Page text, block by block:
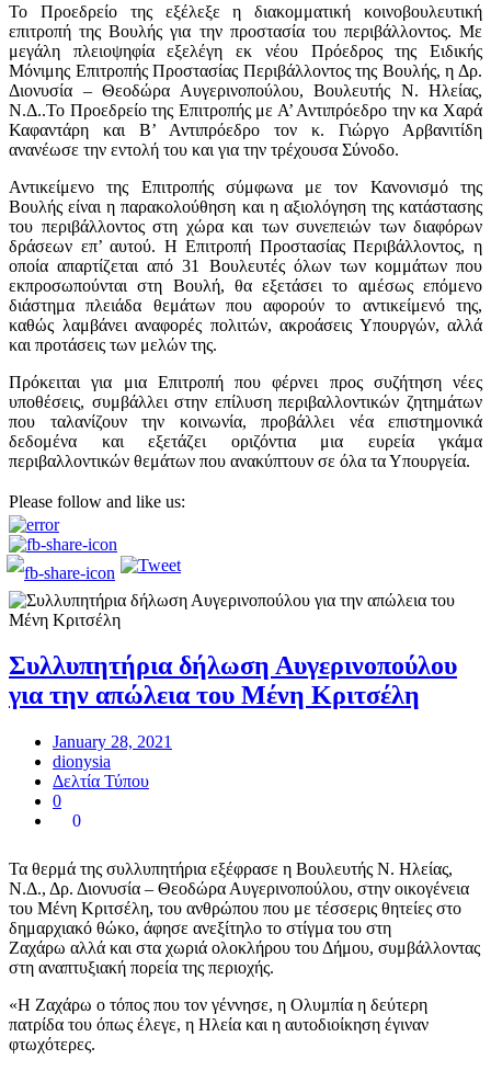
Το Προεδρείο της εξέλεξε η διακομματική κοινοβουλευτική
επιτροπή της Βουλής για την προστασία του περιβάλλοντος. Με
μεγάλη πλειοψηφία εξελέγη εκ νέου Πρόεδρος της Ειδικής
Μόνιμης Επιτροπής Προστασίας Περιβάλλοντος της Βουλής, η Δρ.
Διονυσία – Θεοδώρα Αυγερινοπούλου, Βουλευτής Ν. Ηλείας,
Ν.Δ..Το Προεδρείο της Επιτροπής με Α’ Αντιπρόεδρο την κα Χαρά
Καφαντάρη και Β’ Αντιπρόεδρο τον κ. Γιώργο Αρβανιτίδη
ανανέωσε την εντολή του και για την τρέχουσα Σύνοδο.
Αντικείμενο της Επιτροπής σύμφωνα με τον Κανονισμό της
Βουλής είναι η παρακολούθηση και η αξιολόγηση της κατάστασης
του περιβάλλοντος στη χώρα και των συνεπειών των διαφόρων
δράσεων επ’ αυτού. Η Επιτροπή Προστασίας Περιβάλλοντος, η
οποία απαρτίζεται από 31 Βουλευτές όλων των κομμάτων που
εκπροσωπούνται στη Βουλή, θα εξετάσει το αμέσως επόμενο
διάστημα πλειάδα θεμάτων που αφορούν το αντικείμενό της,
καθώς λαμβάνει αναφορές πολιτών, ακροάσεις Υπουργών, αλλά
και προτάσεις των μελών της.
Πρόκειται για μια Επιτροπή που φέρνει προς συζήτηση νέες
υποθέσεις, συμβάλλει στην επίλυση περιβαλλοντικών ζητημάτων
που ταλανίζουν την κοινωνία, προβάλλει νέα επιστημονικά
δεδομένα και εξετάζει οριζόντια μια ευρεία γκάμα
περιβαλλοντικών θεμάτων που ανακύπτουν σε όλα τα Υπουργεία.
Please follow and like us:
Συλλυπητήρια δήλωση Αυγερινοπούλου
για την απώλεια του Μένη Κριτσέλη
January 28, 2021
dionysia
Δελτία Τύπου
0
0
Τα θερμά της συλλυπητήρια εξέφρασε η Βουλευτής Ν. Ηλείας,
Ν.Δ., Δρ. Διονυσία – Θεοδώρα Αυγερινοπούλου, στην οικογένεια
του Μένη Κριτσέλη, του ανθρώπου που με τέσσερις θητείες στο
δημαρχιακό θώκο, άφησε ανεξίτηλο το στίγμα του στη
Ζαχάρω αλλά και στα χωριά ολοκλήρου του Δήμου, συμβάλλοντας
στη αναπτυξιακή πορεία της περιοχής.
«Η Ζαχάρω ο τόπος που τον γέννησε, η Ολυμπία η δεύτερη
πατρίδα του όπως έλεγε, η Ηλεία και η αυτοδιοίκηση έγιναν
φτωχότερες.